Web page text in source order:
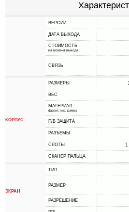
ВЕРСИИ
ДАТА ВЫХОДА
СТОИМОСТЬ
на момент выхода
СВЯЗЬ
КОРПУС
РАЗМЕРЫ
ВЕС
МАТЕРИАЛ
фронт, низ, рамка
П/В ЗАЩИТА
РАЗЪЕМЫ
СЛОТЫ
СКАНЕР ПАЛЬЦА
ЭКРАН
ТИП
РАЗМЕР
РАЗРЕШЕНИЕ